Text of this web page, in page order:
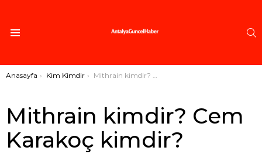
Buradasınız:
Anasayfa Kim Kimdir Mithrain kimdir? Cem Karakoç kimdir?
Mithrain kimdir? Cem
Karakoç kimdir?